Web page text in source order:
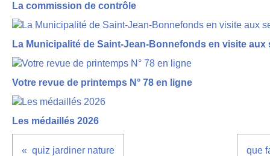
La commission de contrôle
La Municipalité de Saint-Jean-Bonnefonds en visite aux
Votre revue de printemps N° 78 en ligne
Les médaillés 2026
quiz jardiner nature que